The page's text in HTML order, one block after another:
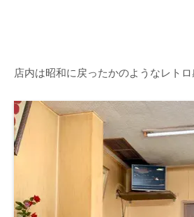
店内は昭和に戻ったかのようなレトロ